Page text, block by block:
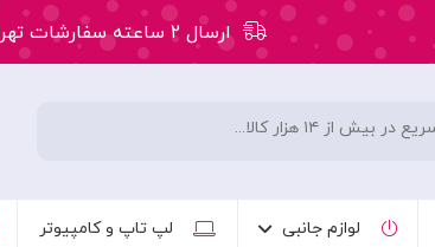
ارسال ۲ ساعته سفارشات تهران
لوازم جانبی لپ تاپ و کامپیوتر